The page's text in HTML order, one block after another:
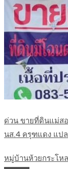
ด่วน ขายที่ดินแม่ส
นส.4 ครุฑแดง แปล
หมู่บ้านห้วยกระโห